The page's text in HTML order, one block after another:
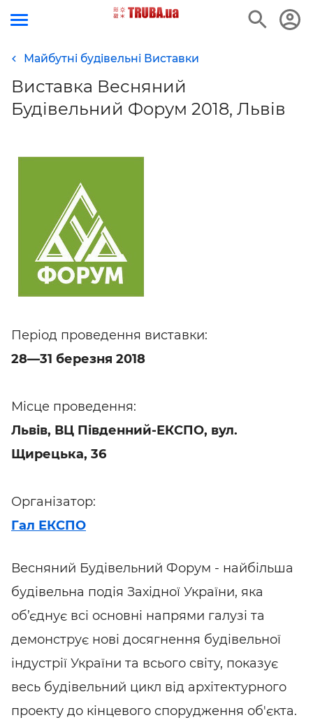
Майбутні будівельні Виставки
Виставка Весняний
Будівельний Форум 2018, Львів
Період проведення виставки:
28—31 березня 2018
Місце проведення:
Львів, ВЦ Південний-ЕКСПО, вул.
Щирецька, 36
Організатор:
Гал ЕКСПО
Весняний Будівельний Форум - найбільша
будівельна подія Західної України, яка
об’єднує всі основні напрями галузі та
демонструє нові досягнення будівельної
індустрії України та всього світу, показує
весь будівельний цикл від архітектурного
проекту до кінцевого спорудження об'єкта.